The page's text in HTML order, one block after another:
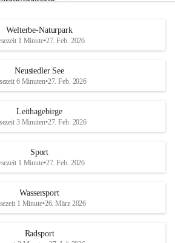
oder
roden! Bitte
unsere Winzer
wirtschaftlichen
Nr. 18
u
e
d
r
S
Welterbe-Naturpark
1 Minute•27. Feb. 2026
Neusiedler See
6 Minuten•27. Feb. 2026
Leithagebirge
3 Minuten•27. Feb. 2026
Sport
1 Minute•27. Feb. 2026
Wassersport
1 Minute•26. März 2026
Radsport